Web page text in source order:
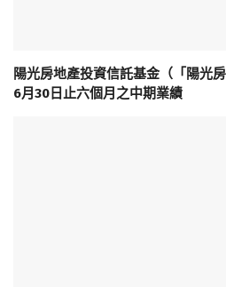
陽光房地產投資信託基金（「陽光
6月30日止六個月之中期業績